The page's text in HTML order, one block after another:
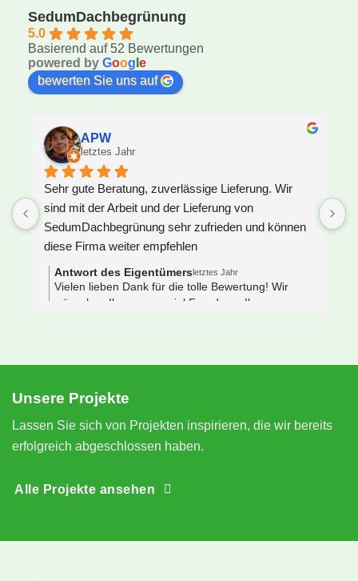
SedumDachbegrünung
5.0
Basierend auf 52 Bewertungen
powered by Goog e
bewerten Sie uns auf
APW
letztes Jahr
Sehr gute Beratung, zuverlässige Lieferung. Wir
sind mit der Arbeit und der Lieferung von
SedumDachbegrünung sehr zufrieden und können
diese Firma weiter empfehlen
Antwort des Eigentümersletztes Jahr
Vielen lieben Dank für die tolle Bewertung! Wir
wünschen Ihnen ganz viel Freude an Ihrem neuen
Unsere Projekte
Lassen Sie sich von Projekten inspirieren, die wir bereits
erfolgreich abgeschlossen haben.
Alle Projekte ansehen